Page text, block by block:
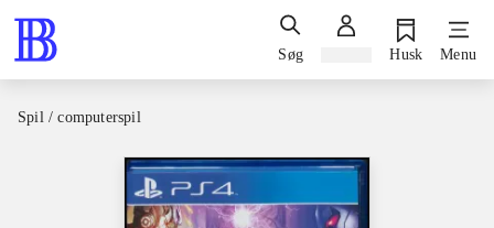
Søg Husk Menu
Spil / computerspil